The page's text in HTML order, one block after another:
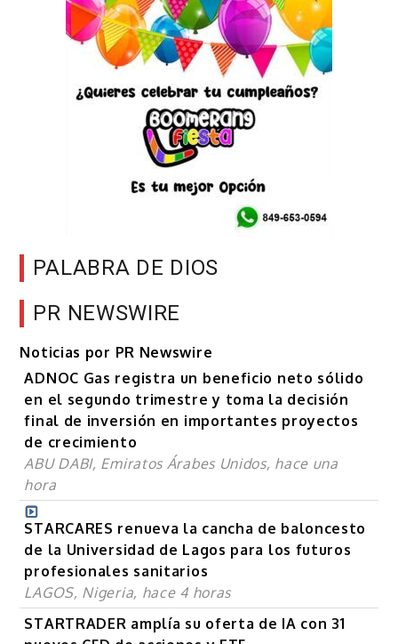
PALABRA DE DIOS
PR NEWSWIRE
Noticias por PR Newswire
ADNOC Gas registra un beneficio neto sólido
en el segundo trimestre y toma la decisión
final de inversión en importantes proyectos
de crecimiento
ABU DABI, Emiratos Árabes Unidos, hace una
hora
STARCARES renueva la cancha de baloncesto
de la Universidad de Lagos para los futuros
profesionales sanitarios
LAGOS, Nigeria, hace 4 horas
STARTRADER amplía su oferta de IA con 31